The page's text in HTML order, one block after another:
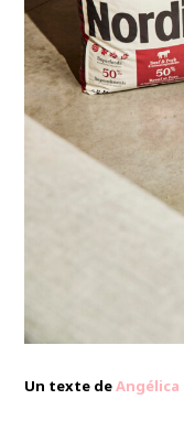
Un texte deAngélica